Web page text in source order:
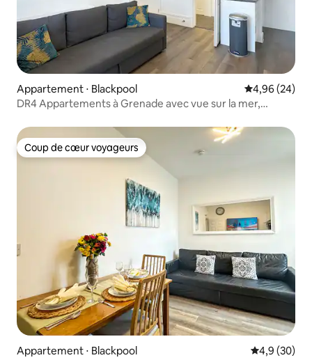
Appartement ⋅ Blackpool Évaluation
4,96 (24)
DR4 Appartements à Grenade avec vue sur la mer,
Coup de cœur voyageurs
Coup de cœur voyageurs
Appartement ⋅ Blackpool Évaluation
4,9 (30)